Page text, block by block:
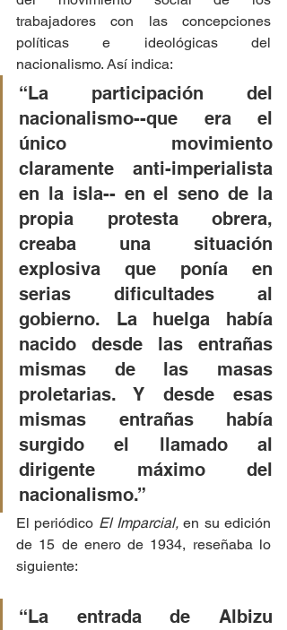
trabajadores con las concepciones
políticas e ideológicas del
nacionalismo. Así indica:
“La participación del
nacionalismo--que era el
único movimiento
claramente anti-imperialista
en la isla-- en el seno de la
propia protesta obrera,
creaba una situación
explosiva que ponía en
serias dificultades al
gobierno. La huelga había
nacido desde las entrañas
mismas de las masas
proletarias. Y desde esas
mismas entrañas había
surgido el llamado al
dirigente máximo del
nacionalismo.”
El periódico El Imparcial, en su edición
de 15 de enero de 1934, reseñaba lo
siguiente:
“La entrada de Albizu